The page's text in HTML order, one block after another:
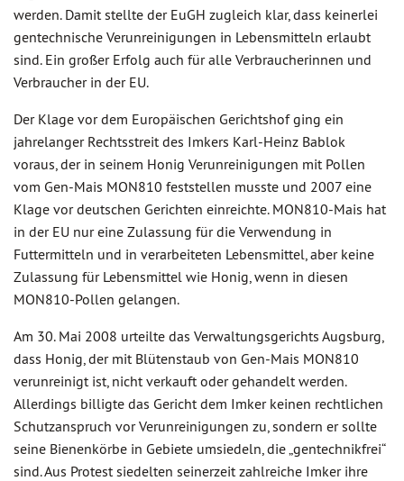
werden. Damit stellte der EuGH zugleich klar, dass keinerlei
gentechnische Verunreinigungen in Lebensmitteln erlaubt
sind. Ein großer Erfolg auch für alle Verbraucherinnen und
Verbraucher in der EU.
Der Klage vor dem Europäischen Gerichtshof ging ein
jahrelanger Rechtsstreit des Imkers Karl-Heinz Bablok
voraus, der in seinem Honig Verunreinigungen mit Pollen
vom Gen-Mais MON810 feststellen musste und 2007 eine
Klage vor deutschen Gerichten einreichte. MON810-Mais hat
in der EU nur eine Zulassung für die Verwendung in
Futtermitteln und in verarbeiteten Lebensmittel, aber keine
Zulassung für Lebensmittel wie Honig, wenn in diesen
MON810-Pollen gelangen.
Am 30. Mai 2008 urteilte das Verwaltungsgerichts Augsburg,
dass Honig, der mit Blütenstaub von Gen-Mais MON810
verunreinigt ist, nicht verkauft oder gehandelt werden.
Allerdings billigte das Gericht dem Imker keinen rechtlichen
Schutzanspruch vor Verunreinigungen zu, sondern er sollte
seine Bienenkörbe in Gebiete umsiedeln, die „gentechnikfrei“
sind. Aus Protest siedelten seinerzeit zahlreiche Imker ihre